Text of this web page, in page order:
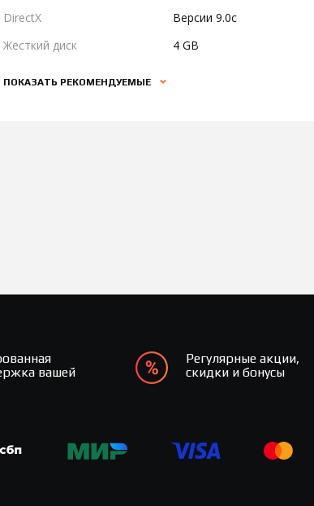
DirectX
Версии 9.0c
Жесткий диск
4 GB
ПОКАЗАТЬ РЕКОМЕНДУЕМЫЕ
вашей
Регулярные акции,
скидки и бонусы